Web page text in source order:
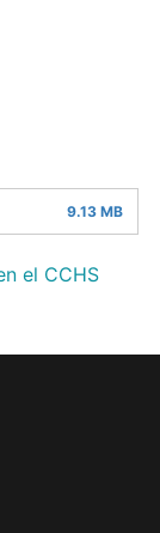
9.13 MB
el CCHS